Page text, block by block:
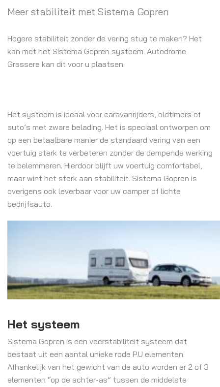
Meer stabiliteit met Sistema Gopren
Hogere stabiliteit zonder de vering stug te maken? Het
kan met het Sistema Gopren systeem. Autodrome
Grassere kan dit voor u plaatsen.
Het systeem is ideaal voor caravanrijders, oldtimers of
auto’s met zware belading. Het is speciaal ontworpen om
op een betaalbare manier de standaard vering van een
voertuig sterk te verbeteren zonder de dempende werking
te belemmeren. Hierdoor blijft uw voertuig comfortabel,
maar wint het sterk aan stabiliteit. Sistema Gopren is
overigens ook leverbaar voor uw camper of lichte
bedrijfsauto.
Het systeem
Sistema Gopren is een veerstabiliteit systeem dat
bestaat uit een aantal unieke rode P.U elementen.
Afhankelijk van het gewicht van de auto worden er 2 of 3
elementen “op de achter-as” tussen de middelste